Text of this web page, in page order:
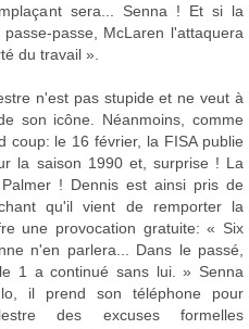
sera... Senna ! Et si la
passe, McLaren l'attaquera
du travail ».
n'est pas stupide et ne veut à
son icône. Néanmoins, comme
coup: le 16 février, la FISA publie
la saison 1990 et, surprise ! La
! Dennis est ainsi pris de
qu'il vient de remporter la
une provocation gratuite: « Six
n'en parlera... Dans le passé,
1 a continué sans lui. » Senna
il prend son téléphone pour
des excuses formelles